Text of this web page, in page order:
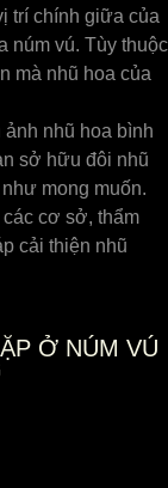
trí chính giữa của
núm vú. Tùy thuộc
mà nhũ hoa của
nhũ hoa bình
sở hữu đôi nhũ
mong muốn.
cơ sở, thẩm
cải thiện nhũ
Ở NÚM VÚ